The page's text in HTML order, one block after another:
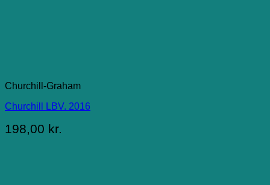
Churchill-Graham
Churchill LBV. 2016
198,00 kr.